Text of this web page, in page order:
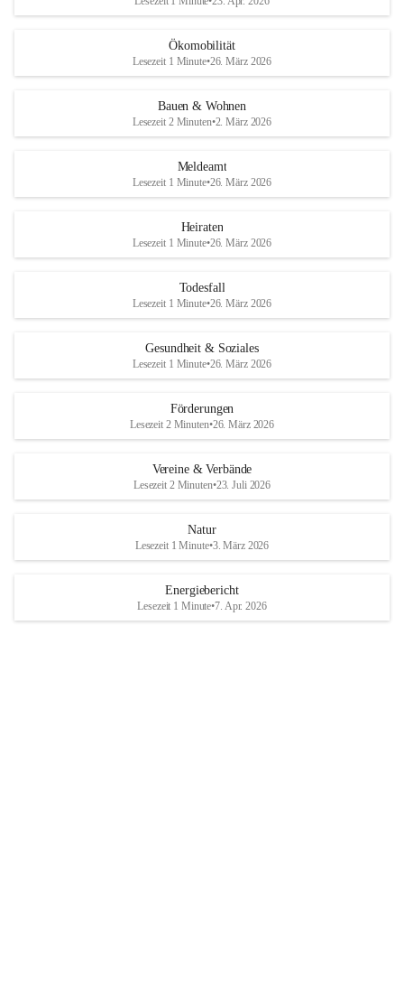
Ökomobilität
Lesezeit 1 Minute•26. März 2026
Bauen & Wohnen
Lesezeit 2 Minuten•2. März 2026
Meldeamt
Lesezeit 1 Minute•26. März 2026
Heiraten
Lesezeit 1 Minute•26. März 2026
Todesfall
Lesezeit 1 Minute•26. März 2026
Gesundheit & Soziales
Lesezeit 1 Minute•26. März 2026
Förderungen
Lesezeit 2 Minuten•26. März 2026
Vereine & Verbände
Lesezeit 2 Minuten•23. Juli 2026
Natur
Lesezeit 1 Minute•3. März 2026
Energiebericht
Lesezeit 1 Minute•7. Apr. 2026